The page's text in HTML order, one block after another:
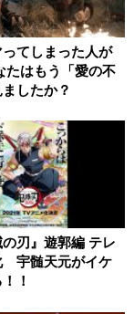
てしまった人が
たはもう「愛の不
したか？
刃』遊郭編 テレ
宇髄天元がイケ
！